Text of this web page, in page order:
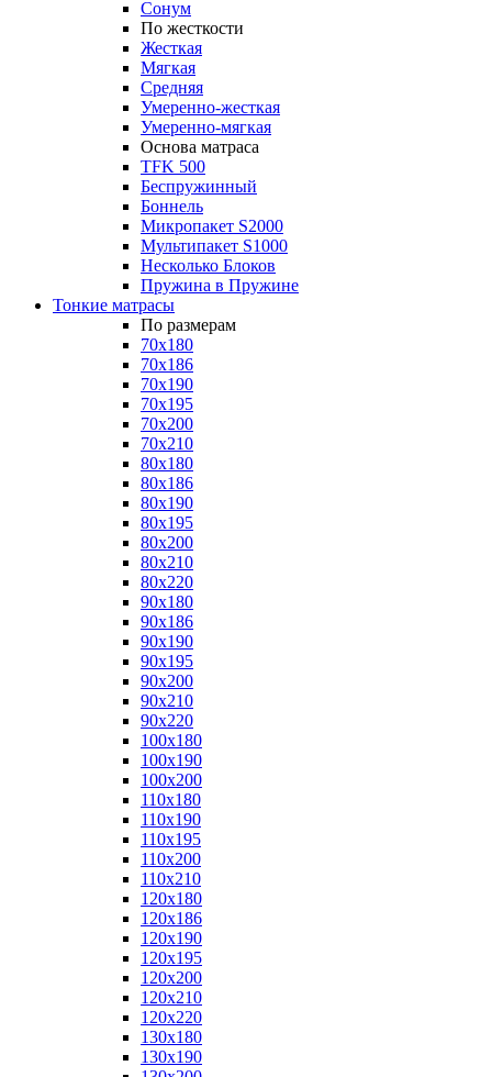
Сонум
По жесткости
Жесткая
Мягкая
Средняя
Умеренно-жесткая
Умеренно-мягкая
Основа матраса
TFK 500
Беспружинный
Боннель
Микропакет S2000
Мультипакет S1000
Несколько Блоков
Пружина в Пружине
Тонкие матрасы
По размерам
70x180
70x186
70x190
70x195
70x200
70x210
80x180
80x186
80x190
80x195
80x200
80x210
80x220
90x180
90x186
90x190
90x195
90x200
90x210
90x220
100x180
100x190
100x200
110x180
110x190
110x195
110x200
110x210
120x180
120x186
120x190
120x195
120x200
120x210
120x220
130x180
130x190